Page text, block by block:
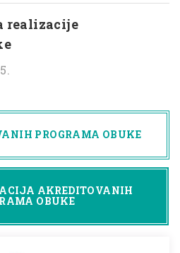
realizacije
PROGRAMA OBUKE
AKREDITOVANIH
OBUKE